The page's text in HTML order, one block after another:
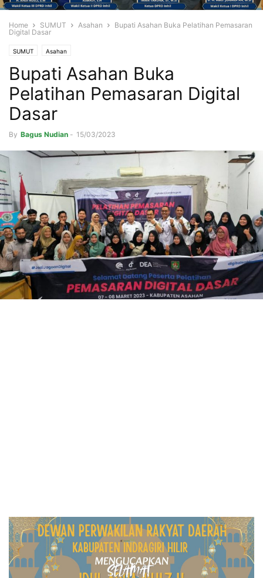
Home SUMUT Asahan
Bupati Asahan Buka Pelatihan Pemasaran
Digital Dasar
SUMUT Asahan
Bupati Asahan Buka
Pelatihan Pemasaran Digital
Dasar
By Bagus Nudian - 15/03/2023